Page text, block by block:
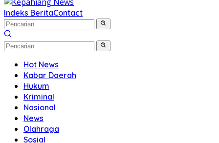
Indeks BeritaContact
Hot News
Kabar Daerah
Hukum
Kriminal
Nasional
News
Olahraga
Sosial